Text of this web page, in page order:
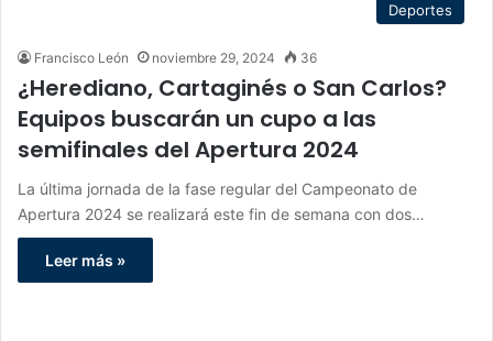
Deportes
Francisco León noviembre 29, 2024 36
¿Herediano, Cartaginés o San Carlos?
Equipos buscarán un cupo a las
semifinales del Apertura 2024
La última jornada de la fase regular del Campeonato de
Apertura 2024 se realizará este fin de semana con dos…
Leer más »